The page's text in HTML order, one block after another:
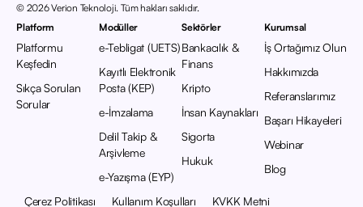
© 2026 Verion Teknoloji. Tüm hakları saklıdır.
Platform
Platformu
Keşfedin
Sıkça Sorulan
Sorular
Modüller
e-Tebligat (UETS)
Kayıtlı Elektronik
Posta (KEP)
e-İmzalama
Delil Takip &
Arşivleme
e-Yazışma (EYP)
Sektörler
Bankacılık &
Finans
Kripto
İnsan Kaynakları
Sigorta
Hukuk
Kurumsal
İş Ortağımız Olun
Hakkımızda
Referanslarımız
Başarı Hikayeleri
Webinar
Blog
Çerez Politikası Kullanım Koşulları KVKK Metni